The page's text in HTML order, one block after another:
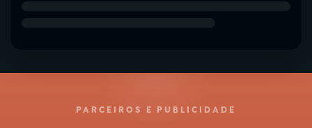
PARCEIROS E PUBLICIDADE